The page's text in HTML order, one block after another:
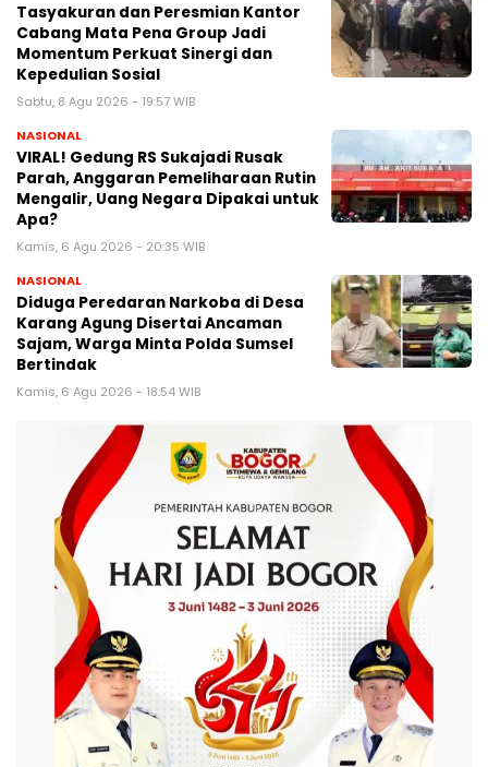
Tasyakuran dan Peresmian Kantor
Cabang Mata Pena Group Jadi
Momentum Perkuat Sinergi dan
Kepedulian Sosial
Sabtu, 8 Agu 2026 - 19:57 WIB
NASIONAL
VIRAL! Gedung RS Sukajadi Rusak
Parah, Anggaran Pemeliharaan Rutin
Mengalir, Uang Negara Dipakai untuk
Apa?
Kamis, 6 Agu 2026 - 20:35 WIB
NASIONAL
Diduga Peredaran Narkoba di Desa
Karang Agung Disertai Ancaman
Sajam, Warga Minta Polda Sumsel
Bertindak
Kamis, 6 Agu 2026 - 18:54 WIB